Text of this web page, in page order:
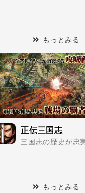
もっとみる
しよう！サクサクプ
正伝三国志
三国志の歴史が忠
もっとみる